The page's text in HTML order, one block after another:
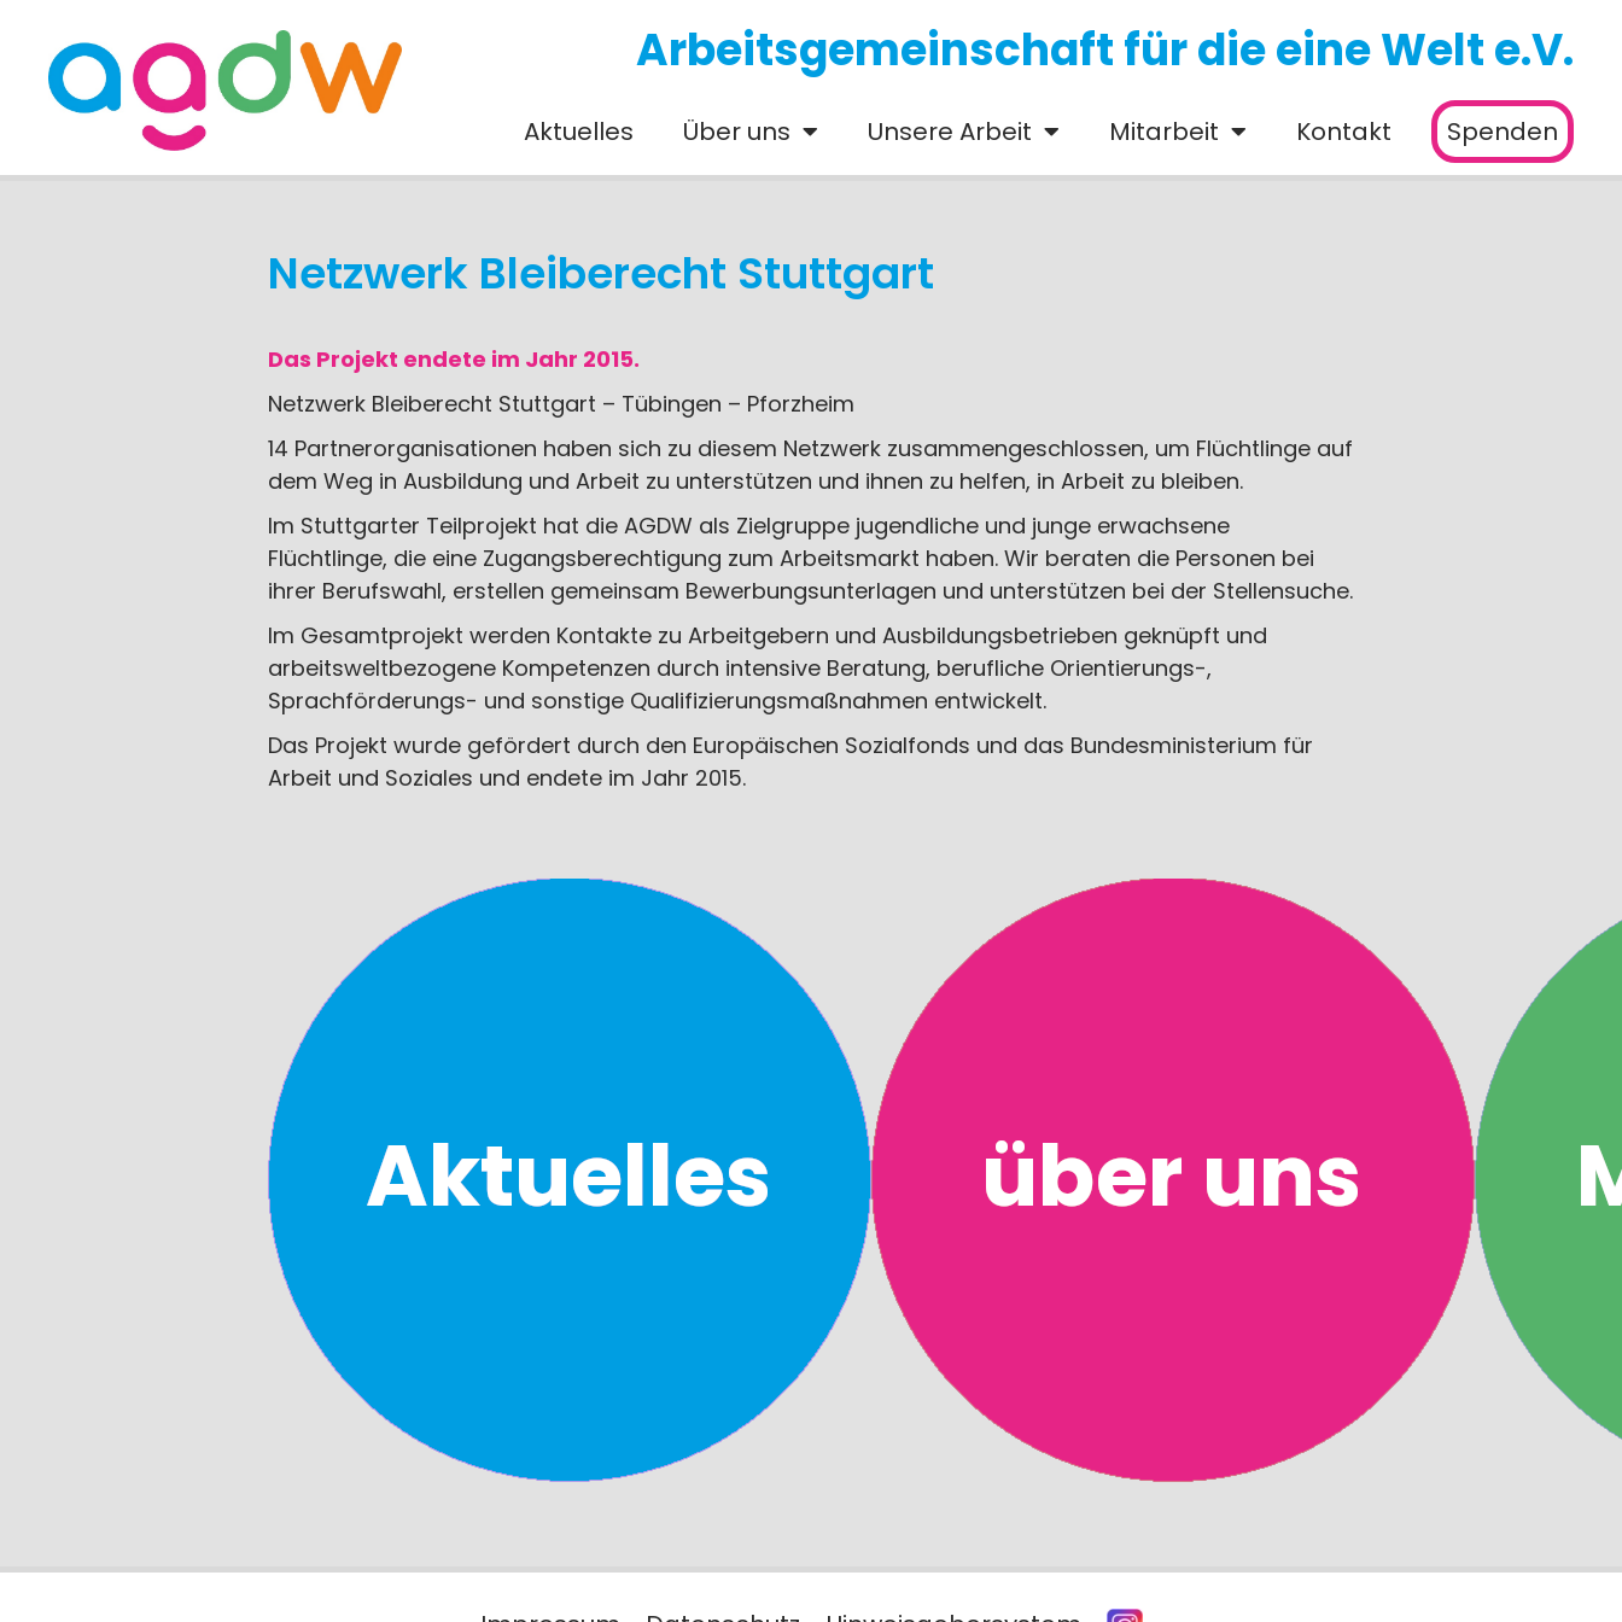
Arbeitsgemeinschaft für die eine Welt e.V.
Aktuelles Über uns Unsere Arbeit Mitarbeit Kontakt Spenden
Netzwerk Bleiberecht Stuttgart
Das Projekt endete im Jahr 2015.
Netzwerk Bleiberecht Stuttgart – Tübingen – Pforzheim
14 Partnerorganisationen haben sich zu diesem Netzwerk zusammengeschlossen, um Flüchtlinge auf
dem Weg in Ausbildung und Arbeit zu unterstützen und ihnen zu helfen, in Arbeit zu bleiben.
Im Stuttgarter Teilprojekt hat die AGDW als Zielgruppe jugendliche und junge erwachsene
Flüchtlinge, die eine Zugangsberechtigung zum Arbeitsmarkt haben. Wir beraten die Personen bei
ihrer Berufswahl, erstellen gemeinsam Bewerbungsunterlagen und unterstützen bei der Stellensuche.
Im Gesamtprojekt werden Kontakte zu Arbeitgebern und Ausbildungsbetrieben geknüpft und
arbeitsweltbezogene Kompetenzen durch intensive Beratung, berufliche Orientierungs-,
Sprachförderungs- und sonstige Qualifizierungsmaßnahmen entwickelt.
Das Projekt wurde gefördert durch den Europäischen Sozialfonds und das Bundesministerium für
Arbeit und Soziales und endete im Jahr 2015.